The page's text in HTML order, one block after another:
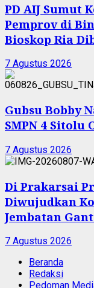
PD AIJ Sumut
Pemprov di
Bioskop Ria
7 Agustus 2026
Gubsu Bobby
SMPN 4
7 Agustus 2026
Di Prakarsai
Diwujudkan
Jembatan
7 Agustus 2026
Beranda
Redaksi
Pedoman